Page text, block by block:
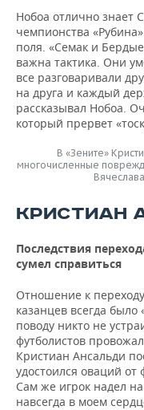
Нобоа отлично знает
чемпионства
поля. «Семак и
важна тактика. Они
все разговаривали
на друга и каждый
рассказывал Нобоа.
который прервет
В «Зените»
многочисленные
КРИСТИАН
Последствия
сумел справиться
Отношение к
казанцев всегда
поводу никто не
футболистов
Кристиан Ансальди
удостоился оваций
Сам же игрок надел
навсегда в моем